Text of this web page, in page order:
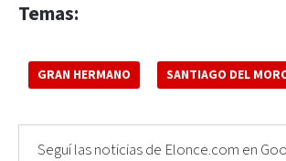
Temas:
GRAN HERMANO SANTIAGO DEL
Seguí las noticias de Elonce.com en